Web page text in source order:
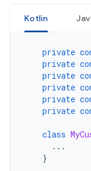
Kotlin
private
private
private
private
private
private
class
...
}